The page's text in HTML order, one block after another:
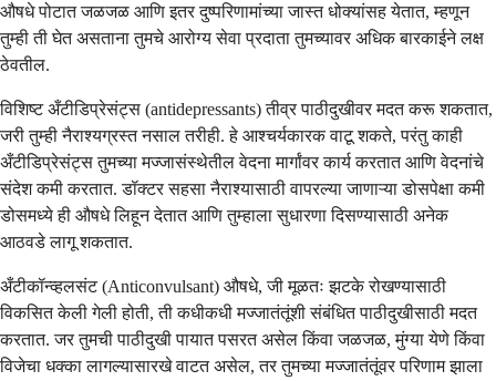
औषधे पोटात जळजळ आणि इतर दुष्परिणामांच्या जास्त धोक्यांसह येतात, म्हणून
तुम्ही ती घेत असताना तुमचे आरोग्य सेवा प्रदाता तुमच्यावर अधिक बारकाईने लक्ष
ठेवतील.
विशिष्ट अँटीडिप्रेसंट्स (antidepressants) तीव्र पाठीदुखीवर मदत करू शकतात,
जरी तुम्ही नैराश्यग्रस्त नसाल तरीही. हे आश्चर्यकारक वाटू शकते, परंतु काही
अँटीडिप्रेसंट्स तुमच्या मज्जासंस्थेतील वेदना मार्गांवर कार्य करतात आणि वेदनांचे
संदेश कमी करतात. डॉक्टर सहसा नैराश्यासाठी वापरल्या जाणाऱ्या डोसपेक्षा कमी
डोसमध्ये ही औषधे लिहून देतात आणि तुम्हाला सुधारणा दिसण्यासाठी अनेक
आठवडे लागू शकतात.
अँटीकॉन्व्हलसंट (Anticonvulsant) औषधे, जी मूळतः झटके रोखण्यासाठी
विकसित केली गेली होती, ती कधीकधी मज्जातंतूंशी संबंधित पाठीदुखीसाठी मदत
करतात. जर तुमची पाठीदुखी पायात पसरत असेल किंवा जळजळ, मुंग्या येणे किंवा
विजेचा धक्का लागल्यासारखे वाटत असेल, तर तुमच्या मज्जातंतूंवर परिणाम झाला